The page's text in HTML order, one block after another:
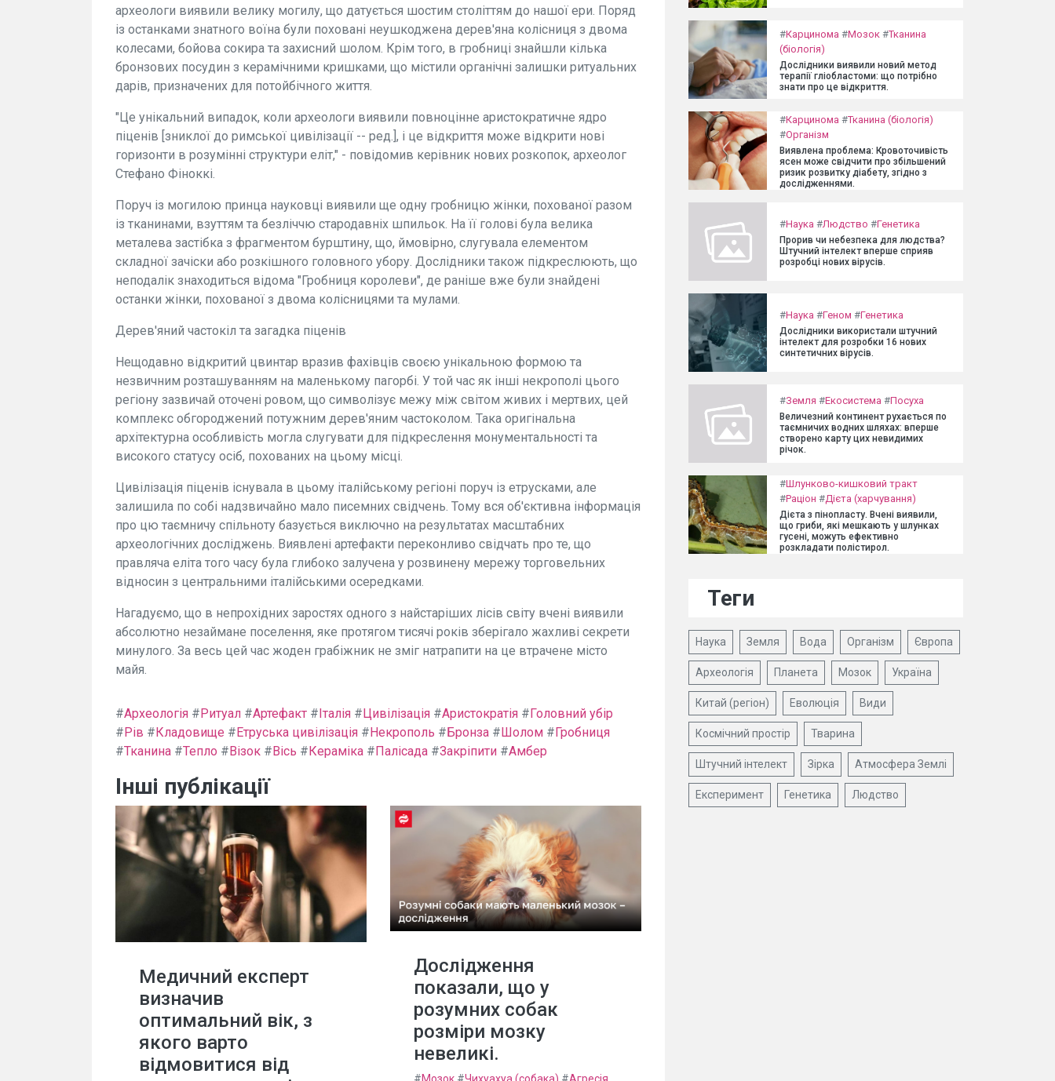
археологи виявили велику могилу, що датується шостим століттям до нашої ери. Поряд
із останками знатного воїна були поховані неушкоджена дерев'яна колісниця з двома
колесами, бойова сокира та захисний шолом. Крім того, в гробниці знайшли кілька
бронзових посудин з керамічними кришками, що містили органічні залишки ритуальних
дарів, призначених для потойбічного життя.
"Це унікальний випадок, коли археологи виявили повноцінне аристократичне ядро
піценів [зниклої до римської цивілізації -- ред.], і це відкриття може відкрити нові
горизонти в розумінні структури еліт," - повідомив керівник нових розкопок, археолог
Стефано Фіноккі.
Поруч із могилою принца науковці виявили ще одну гробницю жінки, похованої разом
із тканинами, взуттям та безліччю стародавніх шпильок. На її голові була велика
металева застібка з фрагментом бурштину, що, ймовірно, слугувала елементом
складної зачіски або розкішного головного убору. Дослідники також підкреслюють, що
неподалік знаходиться відома "Гробниця королеви", де раніше вже були знайдені
останки жінки, похованої з двома колісницями та мулами.
Дерев'яний частокіл та загадка піценів
Нещодавно відкритий цвинтар вразив фахівців своєю унікальною формою та
незвичним розташуванням на маленькому пагорбі. У той час як інші некрополі цього
регіону зазвичай оточені ровом, що символізує межу між світом живих і мертвих, цей
комплекс обгороджений потужним дерев'яним частоколом. Така оригінальна
архітектурна особливість могла слугувати для підкреслення монументальності та
високого статусу осіб, похованих на цьому місці.
Цивілізація піценів існувала в цьому італійському регіоні поруч із етрусками, але
залишила по собі надзвичайно мало писемних свідчень. Тому вся об'єктивна інформація
про цю таємничу спільноту базується виключно на результатах масштабних
археологічних досліджень. Виявлені артефакти переконливо свідчать про те, що
правляча еліта того часу була глибоко залучена у розвинену мережу торговельних
відносин з центральними італійськими осередками.
Нагадуємо, що в непрохідних заростях одного з найстаріших лісів світу вчені виявили
абсолютно незаймане поселення, яке протягом тисячі років зберігало жахливі секрети
минулого. За весь цей час жоден грабіжник не зміг натрапити на це втрачене місто
майя.
#Археологія #Ритуал #Артефакт #Італія #Цивілізація #Аристократія #Головний убір
#Рів #Кладовище #Етруська цивілізація #Некрополь #Бронза #Шолом #Гробниця
#Тканина #Тепло #Візок #Вісь #Кераміка #Палісада #Закріпити #Амбер
Інші публікації
Медичний експерт
визначив
оптимальний вік, з
якого варто
відмовитися від
Дослідження
показали, що у
розумних собак
розміри мозку
невеликі.
#Мозок #Чихуахуа (собака) #Агресія
#Карцинома #Мозок #Тканина
(біологія)
Дослідники виявили новий метод
терапії гліобластоми: що потрібно
знати про це відкриття.
#Карцинома #Тканина (біологія)
#Організм
Виявлена проблема: Кровоточивість
ясен може свідчити про збільшений
ризик розвитку діабету, згідно з
дослідженнями.
#Наука #Людство #Генетика
Прорив чи небезпека для людства?
Штучний інтелект вперше сприяв
розробці нових вірусів.
#Наука #Геном #Генетика
Дослідники використали штучний
інтелект для розробки 16 нових
синтетичних вірусів.
#Земля #Екосистема #Посуха
Величезний континент рухається по
таємничих водних шляхах: вперше
створено карту цих невидимих
річок.
#Шлунково-кишковий тракт
#Раціон #Дієта (харчування)
Дієта з пінопласту. Вчені виявили,
що гриби, які мешкають у шлунках
гусені, можуть ефективно
розкладати полістирол.
Теги
Наука Земля Вода Організм Європа
Археологія Планета Мозок Україна
Китай (регіон) Еволюція Види
Космічний простір Тварина
Штучний інтелект Зірка Атмосфера Землі
Експеримент Генетика Людство